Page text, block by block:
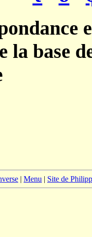
la base
| Menu | Site de